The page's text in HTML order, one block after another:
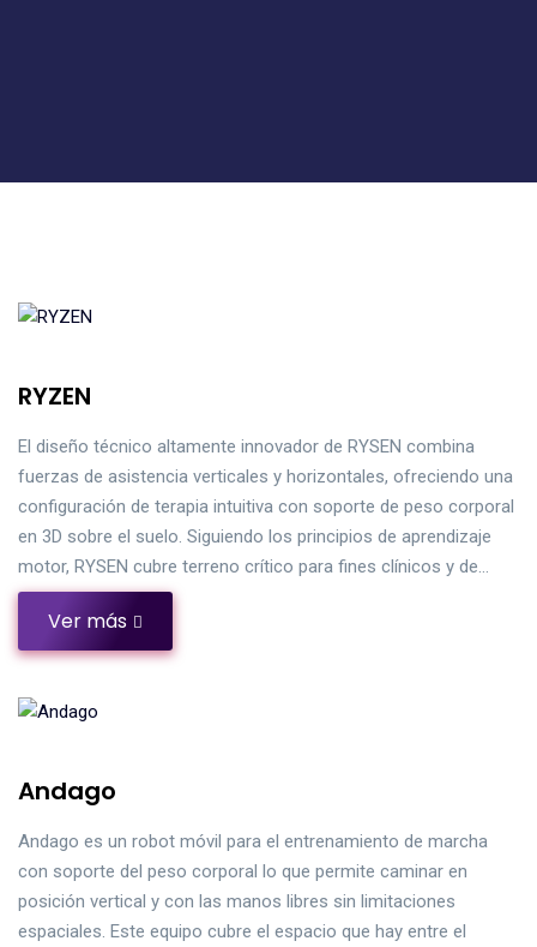
RYZEN
El diseño técnico altamente innovador de RYSEN combina
fuerzas de asistencia verticales y horizontales, ofreciendo una
configuración de terapia intuitiva con soporte de peso corporal
en 3D sobre el suelo. Siguiendo los principios de aprendizaje
motor, RYSEN cubre terreno crítico para fines clínicos y de…
Ver más
Andago
Andago es un robot móvil para el entrenamiento de marcha
con soporte del peso corporal lo que permite caminar en
posición vertical y con las manos libres sin limitaciones
espaciales. Este equipo cubre el espacio que hay entre el